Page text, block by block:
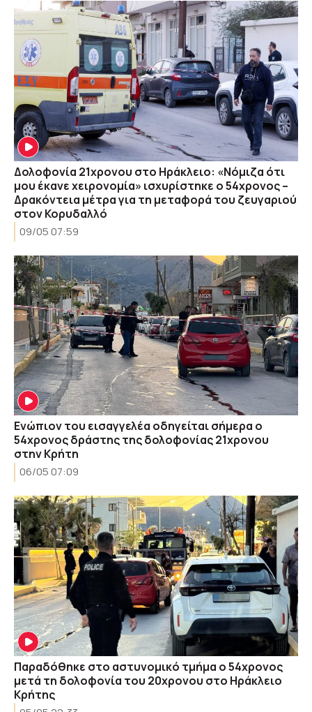
Δολοφονία 21χρονου στο Ηράκλειο: «Νόμιζα ότι
μου έκανε χειρονομία» ισχυρίστηκε ο 54χρονος –
Δρακόντεια μέτρα για τη μεταφορά του ζευγαριού
στον Κορυδαλλό
09/05 07:59
Eνώπιον του εισαγγελέα oδηγείται σήμερα ο
54χρονος δράστης της δολοφονίας 21χρονου
στην Κρήτη
06/05 07:09
Παραδόθηκε στο αστυνομικό τμήμα ο 54χρονος
μετά τη δολοφονία του 20χρονου στο Ηράκλειο
Κρήτης